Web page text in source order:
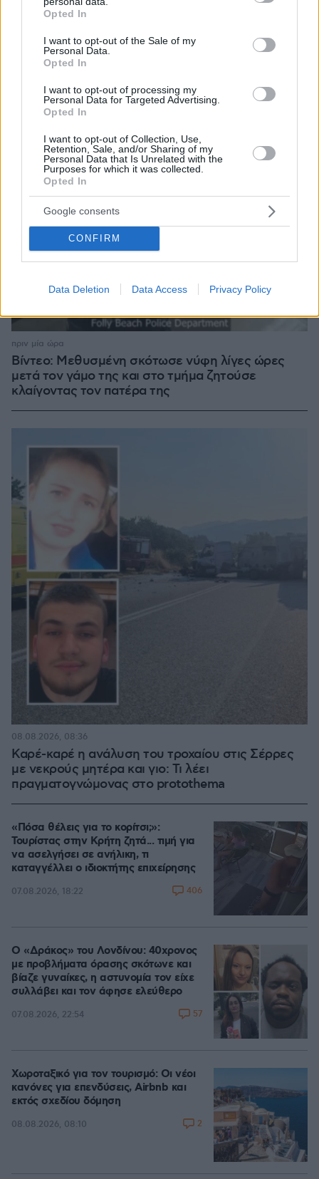
grant or deny consent to Google and its third-party tags to
use your data for below specified purposes in below Google
consent section.
Opted In
I want to opt-out of the Sale of my
Personal Data.
Opted In
I want to opt-out of processing my
Personal Data for Targeted Advertising.
Opted In
I want to opt-out of Collection, Use,
Retention, Sale, and/or Sharing of my
Personal Data that Is Unrelated with the
Purposes for which it was collected.
Opted In
Google consents
CONFIRM
Data Deletion Data Access Privacy Policy
Βίντεο: Μεθυσμένη σκότωσε νύφη λίγες ώρες
μετά τον γάμο της και στο τμήμα ζητούσε
κλαίγοντας τον πατέρα της
πριν μία ώρα
Καρέ-καρέ η ανάλυση του τροχαίου στις Σέρρες
με νεκρούς μητέρα και γιο: Τι λέει
πραγματογνώμονας στο protothema
08.08.2026, 08:36
«Πόσα θέλεις για το κορίτσι;»:
Τουρίστας στην Κρήτη ζητά... τιμή για
να ασελγήσει σε ανήλικη, τι
καταγγέλλει ο ιδιοκτήτης επιχείρησης
07.08.2026, 18:22 406
Ο «Δράκος» του Λονδίνου: 40χρονος
με προβλήματα όρασης σκότωνε και
βίαζε γυναίκες, η αστυνομία τον είχε
συλλάβει και τον άφησε ελεύθερο
07.08.2026, 22:54 57
Χωροταξικό για τον τουρισμό: Οι νέοι
κανόνες για επενδύσεις, Airbnb και
εκτός σχεδίου δόμηση
08.08.2026, 08:10 2